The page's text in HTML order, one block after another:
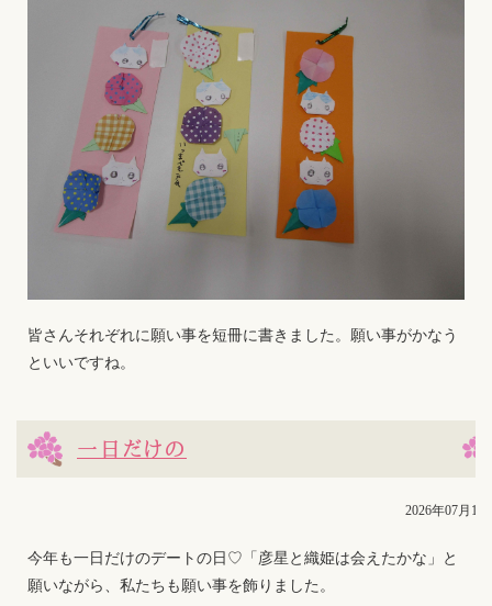
皆さんそれぞれに願い事を短冊に書きました。願い事がかなう
といいですね。
一日だけの
2026年07月18
今年も一日だけのデートの日♡「彦星と織姫は会えたかな」と
願いながら、私たちも願い事を飾りました。